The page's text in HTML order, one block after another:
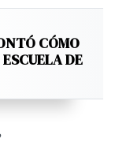
CÓMO
DE